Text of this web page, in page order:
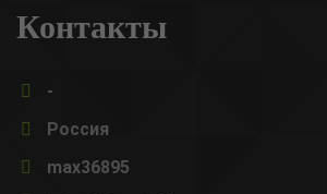
Контакты
-
Россия
max36895